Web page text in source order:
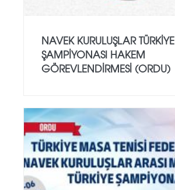
NAVEK KURULUŞLAR TÜRKIYE
ŞAMPIYONASI HAKEM
GÖREVLENDIRMESI (ORDU)